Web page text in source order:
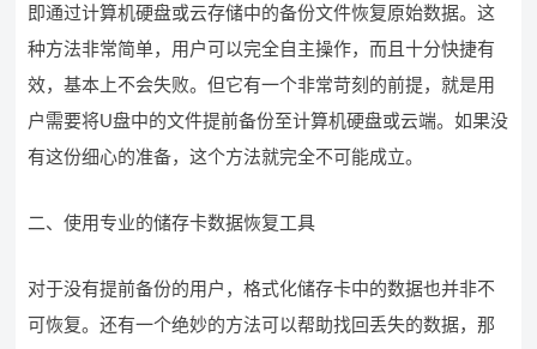
即通过计算机硬盘或云存储中的备份文件恢复原始数据。这
种方法非常简单，用户可以完全自主操作，而且十分快捷有
效，基本上不会失败。但它有一个非常苛刻的前提，就是用
户需要将U盘中的文件提前备份至计算机硬盘或云端。如果没
有这份细心的准备，这个方法就完全不可能成立。
二、使用专业的储存卡数据恢复工具
对于没有提前备份的用户，格式化储存卡中的数据也并非不
可恢复。还有一个绝妙的方法可以帮助找回丢失的数据，那